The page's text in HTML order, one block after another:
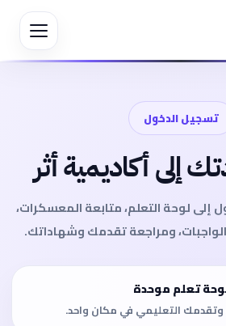
تسجيل الدخول
إلى أكاديمية أثر
إلى لوحة التعلم، متابعة المعسكرات،
الواجبات، ومراجعة تقدمك وشهاداتك.
تعلم موحدة
التعليمي في مكان واحد.